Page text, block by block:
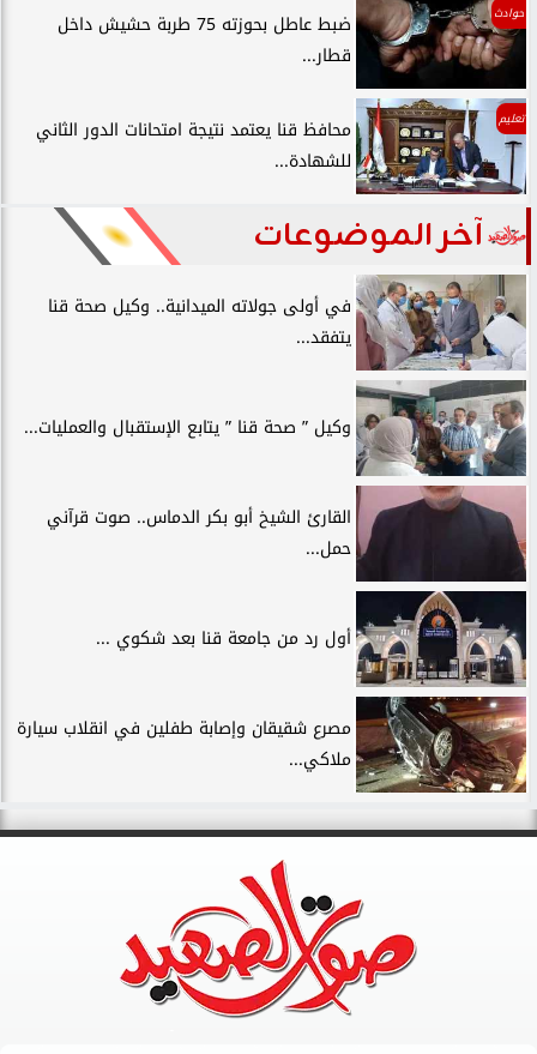
حوادث
ضبط عاطل بحوزته 75 طربة حشيش داخل
قطار...
تعليم
محافظ قنا يعتمد نتيجة امتحانات الدور الثاني
للشهادة...
آخر الموضوعات
في أولى جولاته الميدانية.. وكيل صحة قنا
يتفقد...
وكيل ” صحة قنا ” يتابع الإستقبال والعمليات...
القارئ الشيخ أبو بكر الدماس.. صوت قرآني
حمل...
أول رد من جامعة قنا بعد شكوي ...
مصرع شقيقان وإصابة طفلين في انقلاب سيارة
ملاكي...